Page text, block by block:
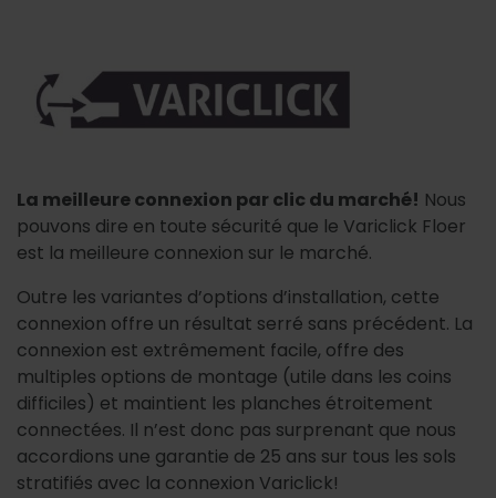
La meilleure connexion par clic du marché! Nous
pouvons dire en toute sécurité que le Variclick Floer
est la meilleure connexion sur le marché.
Outre les variantes d’options d’installation, cette
connexion offre un résultat serré sans précédent. La
connexion est extrêmement facile, offre des
multiples options de montage (utile dans les coins
difficiles) et maintient les planches étroitement
connectées. Il n’est donc pas surprenant que nous
accordions une garantie de 25 ans sur tous les sols
stratifiés avec la connexion Variclick!